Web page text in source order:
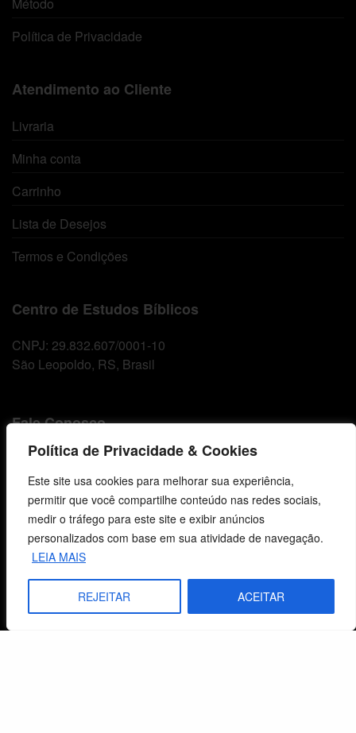
Política de Privacidade & Cookies
Este site usa cookies para melhorar sua experiência,
permitir que você compartilhe conteúdo nas redes sociais,
medir o tráfego para este site e exibir anúncios
personalizados com base em sua atividade de navegação.
LEIA MAIS
REJEITAR ACEITAR
Política de Privacidade
Atendimento ao Cliente
Livraria
Minha conta
Carrinho
Lista de Desejos
Termos e Condições
Centro de Estudos Bíblicos
CNPJ: 29.832.607/0001-10
São Leopoldo, RS, Brasil
Fale Conosco
E-mails
vendas@cebi.org.br
comunicacao@cebi.org.br
WhatsApp / Vendas
+55 (51) 99734-4518
WhatsApp / Comunicação
+55 (51) 99799-3041